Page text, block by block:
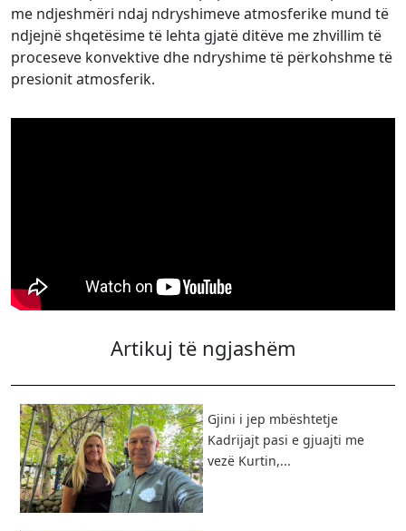
me ndjeshmëri ndaj ndryshimeve atmosferike mund të
ndjejnë shqetësime të lehta gjatë ditëve me zhvillim të
proceseve konvektive dhe ndryshime të përkohshme të
presionit atmosferik.
Artikuj të ngjashëm
Gjini i jep mbështetje
Kadrijajt pasi e gjuajti me
vezë Kurtin,...